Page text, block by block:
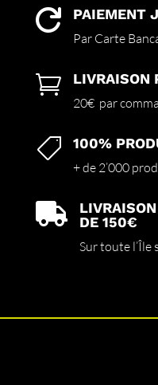
 PAIEMENT
Par Carte
 LIVRAISON
20€ par
 100%
+ de 2’000

DE 150€
Sur toute l’Île